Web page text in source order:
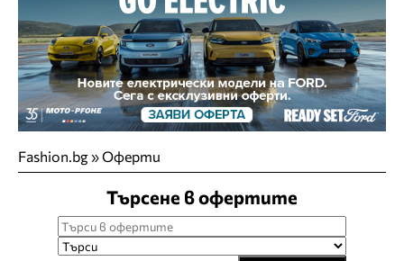
Fashion.bg»Оферти
Търсене в офертите